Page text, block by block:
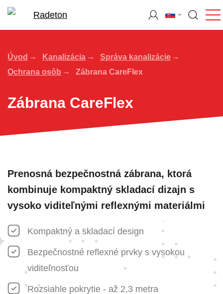
Úvod Kanalizácia
Správa kanalizácie
Ochrana osôb
Zábrana CareFlex
Zábrana CareFlex
Prenosná bezpečnostná zábrana, ktorá
kombinuje kompaktný skladací dizajn s
vysoko viditeľnými reflexnými materiálmi
Kompaktný a skladací design
Bezpečnostné reflexné prvky s vysokou
viditeľnosťou
Rozsiahle pokrytie - až 2,3 metra